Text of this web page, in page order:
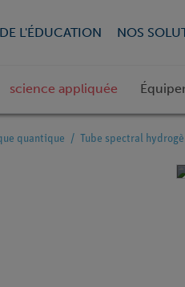
L'ÉDUCATION NOS
science appliquée
quantique Tube spectral